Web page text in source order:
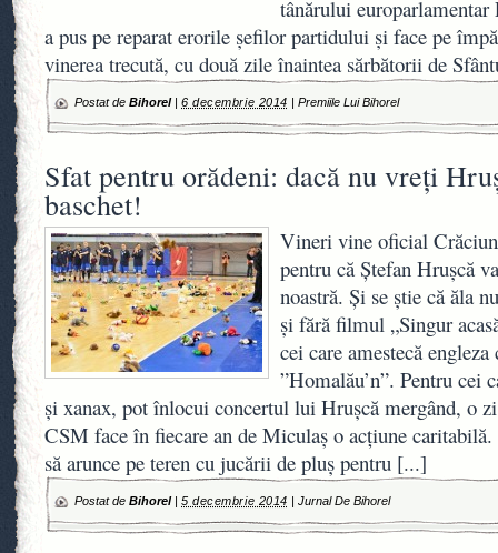
tânărului
a pus pe reparat erorile şefilor partidului şi face pe
vinerea trecută, cu două zile înaintea sărbătorii de
Postat de Bihorel| 6 decembrie 2014 | Premiile Lui Bihorel
Sfat pentru orădeni: dacă nu vreţi
baschet!
Vineri vine oficial
pentru că Ştefan Hruşcă
noastră. Şi se ştie că ăla
şi fără filmul „Singur
cei care amestecă
”Homalău’n”. Pentru cei
şi xanax, pot înlocui concertul lui Hruşcă mergând, o
CSM face în fiecare an de Miculaş o acţiune
să arunce pe teren cu jucării de pluş pentru [...]
Postat de Bihorel| 5 decembrie 2014 | Jurnal De Bihorel